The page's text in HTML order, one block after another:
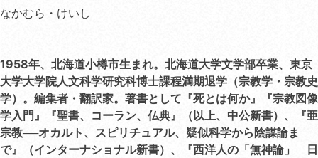
なかむら・けいし
1958年、北海道小樽市生まれ。北海道大学文学部卒業、東京
大学大学院人文科学研究科博士課程満期退学（宗教学・宗教史
学）。編集者・翻訳家。著書として『死とは何か』『宗教図像
学入門』『聖書、コーラン、仏典』（以上、中公新書）、『亜
宗教──オカルト、スピリチュアル、疑似科学から陰謀論ま
で』（インターナショナル新書）、『西洋人の「無神論」 日